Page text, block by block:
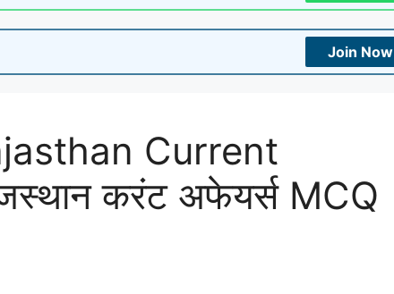
Join Now
Current
करंट अफेयर्स MCQ